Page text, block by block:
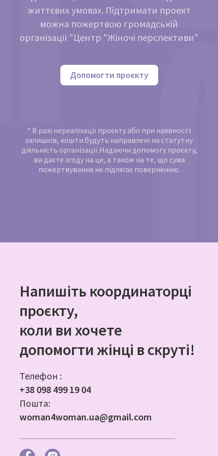
життєвих умовах. Підтримати проект
можна пожертвою громадській
організації "Центр "Жіночі перспективи"
Допомогти проєкту
* В разі нереалізації проєкту або при наявності
залишків, кошти будуть направлені на статутну
діяльність організації.Надаючи допомогу проєкту,
ви даєте згоду на це, а також на те, що сума
пожертвування не підлягає поверненню.
Напишіть координаторці
проєкту,
коли ви хочете
допомогти жінці в скруті!
Телефон :
+38 098 499 19 04
Пошта:
woman4woman.ua@gmail.com